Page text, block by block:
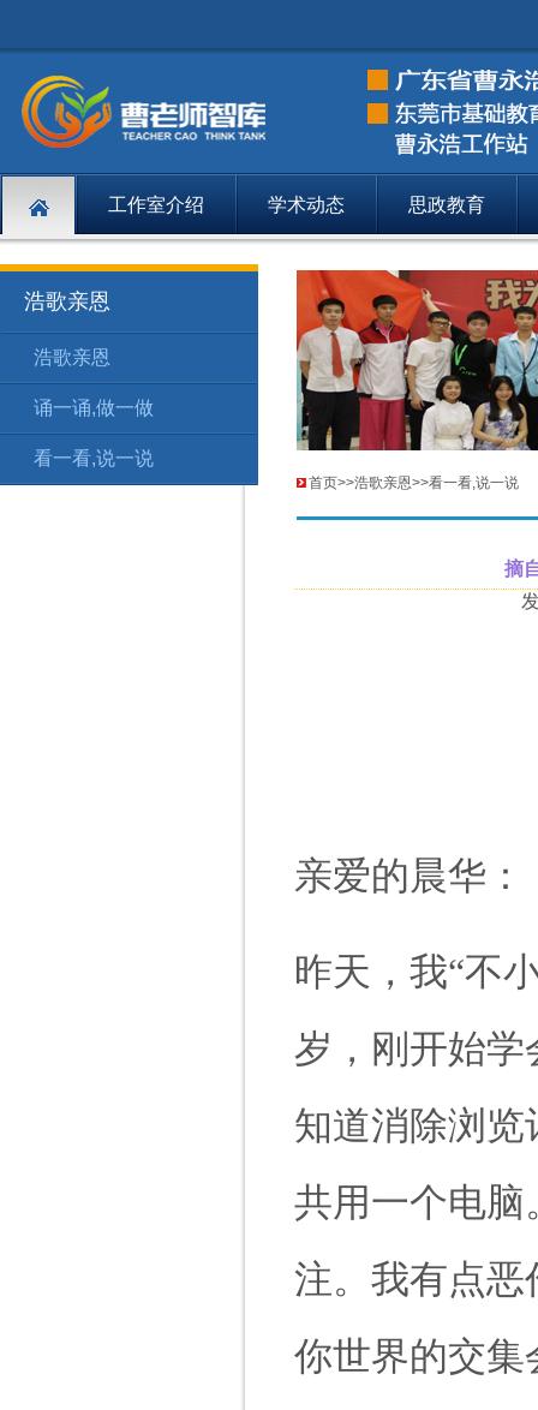
工作室介绍 学术动态 思政教育
浩歌亲恩
浩歌亲恩 175 浩歌亲恩 浩
诵一诵,做一做 176 浩歌亲恩 诵
看一看,说一说
首页>>浩歌亲恩>>看一看,说一说
摘
亲爱的晨华：
昨天，我“不
岁，刚开始学
知道消除浏
共用一个电脑
注。我有点
你世界的交集